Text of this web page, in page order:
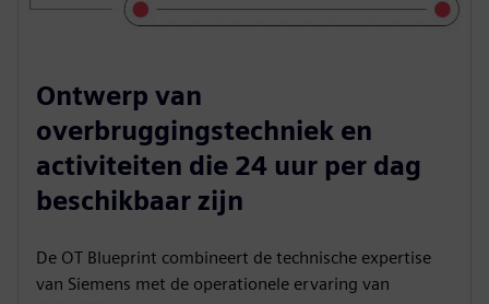
Ontwerp van
overbruggingstechniek en
activiteiten die 24 uur per dag
beschikbaar zijn
De OT Blueprint combineert de technische expertise
van Siemens met de operationele ervaring van